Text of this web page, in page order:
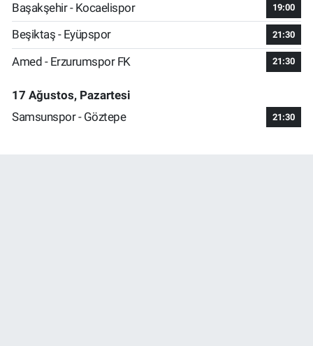
Başakşehir - Kocaelispor
19:00
Beşiktaş - Eyüpspor 21:30
Amed - Erzurumspor FK 21:30
17 Ağustos, Pazartesi
Samsunspor - Göztepe
21:30